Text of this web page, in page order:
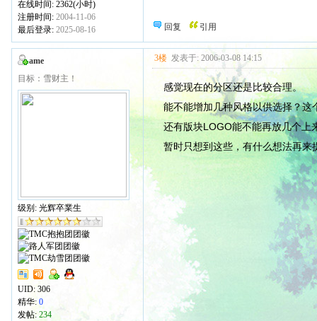
在线时间: 2362(小时)
注册时间: 2004-11-06
最后登录: 2025-08-16 回复 引用
ame
目标：雪财主！
级别: 光辉卒業生
UID: 306
精华: 0
发帖:234
3楼 发表于: 2006-03-08 14:15
感觉现在的分区还是比较合理。
能不能增加几种风格以供选择？这
还有版块LOGO能不能再放几个上
暂时只想到这些，有什么想法再来